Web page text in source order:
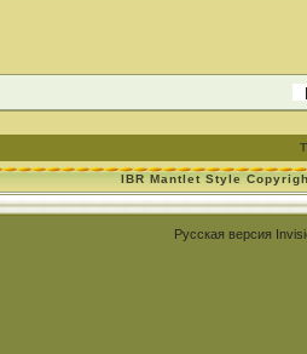
IBR Mantlet Style
Русская версия